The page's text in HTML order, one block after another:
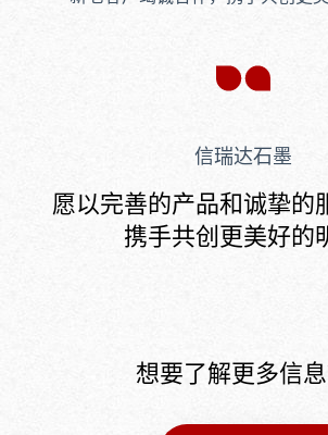
信瑞达石墨
愿以完善的产品和诚挚的
携手共创更美好的
想要了解更多信息